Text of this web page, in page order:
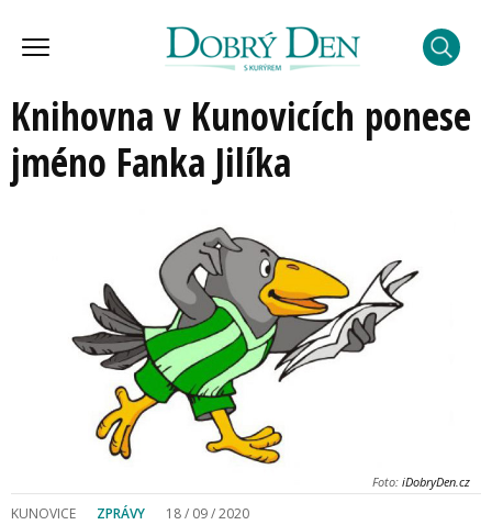
Knihovna v Kunovicích ponese
jméno Fanka Jilíka
Foto: iDobryDen.cz
KUNOVICE ZPRÁVY 18 / 09 / 2020